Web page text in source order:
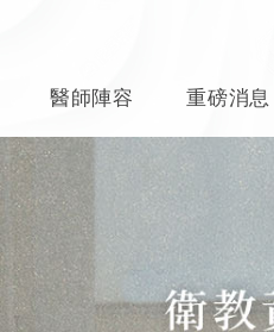
醫師陣容 重磅消息